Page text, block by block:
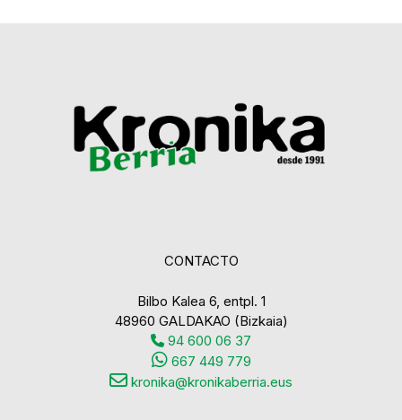
CONTACTO
Bilbo Kalea 6, entpl. 1
48960 GALDAKAO (Bizkaia)
94 600 06 37
667 449 779
kronika@kronikaberria.eus